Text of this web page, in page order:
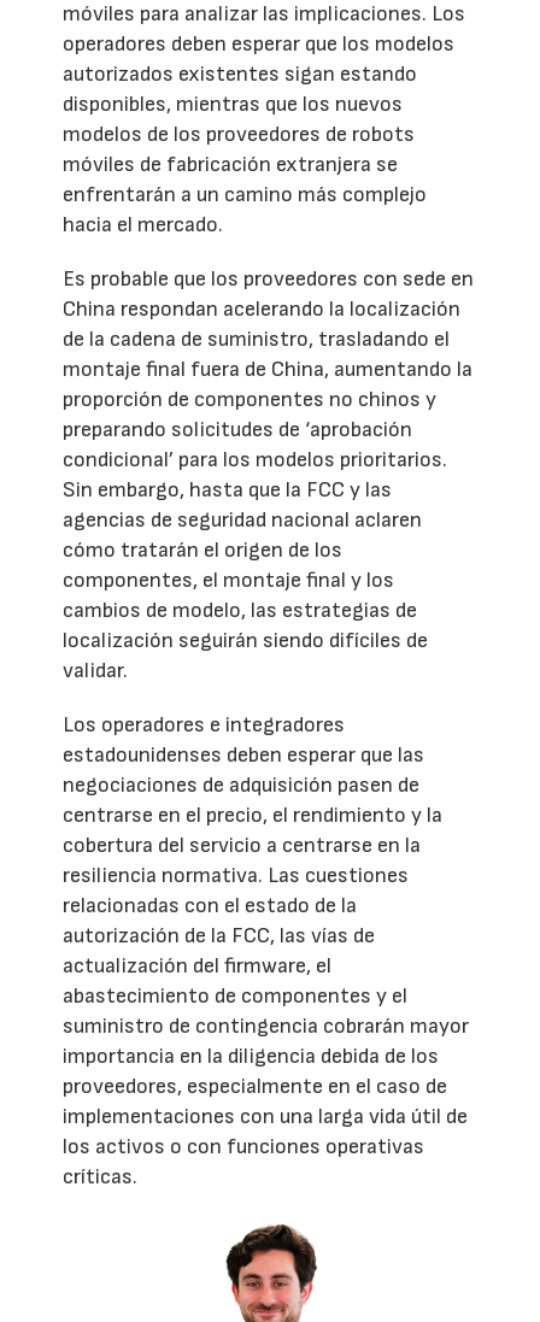
móviles para analizar las implicaciones. Los
operadores deben esperar que los modelos
autorizados existentes sigan estando
disponibles, mientras que los nuevos
modelos de los proveedores de robots
móviles de fabricación extranjera se
enfrentarán a un camino más complejo
hacia el mercado.
Es probable que los proveedores con sede en
China respondan acelerando la localización
de la cadena de suministro, trasladando el
montaje final fuera de China, aumentando la
proporción de componentes no chinos y
preparando solicitudes de ‘aprobación
condicional’ para los modelos prioritarios.
Sin embargo, hasta que la FCC y las
agencias de seguridad nacional aclaren
cómo tratarán el origen de los
componentes, el montaje final y los
cambios de modelo, las estrategias de
localización seguirán siendo difíciles de
validar.
Los operadores e integradores
estadounidenses deben esperar que las
negociaciones de adquisición pasen de
centrarse en el precio, el rendimiento y la
cobertura del servicio a centrarse en la
resiliencia normativa. Las cuestiones
relacionadas con el estado de la
autorización de la FCC, las vías de
actualización del firmware, el
abastecimiento de componentes y el
suministro de contingencia cobrarán mayor
importancia en la diligencia debida de los
proveedores, especialmente en el caso de
implementaciones con una larga vida útil de
los activos o con funciones operativas
críticas.